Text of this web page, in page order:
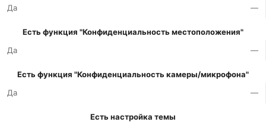
Да
—
Есть функция "Конфиденциальность местоположения"
Да
—
Есть функция "Конфиденциальность камеры/микрофона"
Да
—
Есть настройка темы